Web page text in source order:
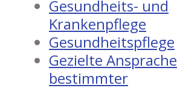
Gesundheits- und
Krankenpflege
Gesundheitspflege
Gezielte Ansprache
bestimmter